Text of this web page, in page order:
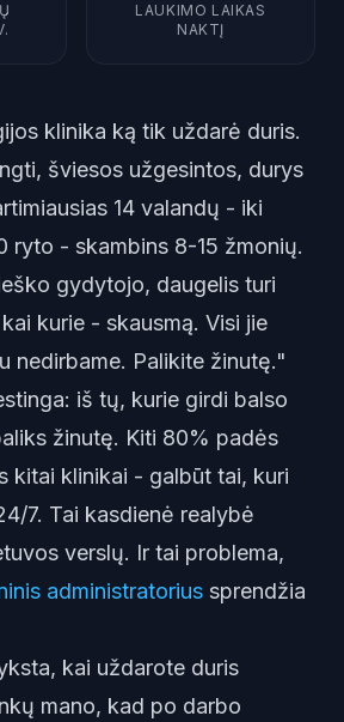
LAUKIMO LAIKAS
NAKTĮ
klinika ką tik uždarė duris.
šviesos užgesintos, durys
14 valandų - iki
ryto - skambins 8-15 žmonių.
gydytojo, daugelis turi
kurie - skausmą. Visi jie
nedirbame. Palikite žinutę."
iš tų, kurie girdi balso
žinutę. Kiti 80% padės
kitai klinikai - galbūt tai, kuri
7. Tai kasdienė realybė
verslų. Ir tai problema,
administratorius sprendžia
kai uždarote duris
mano, kad po darbo